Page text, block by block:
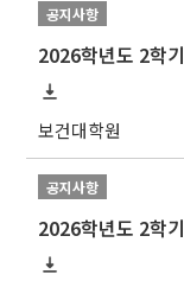
공지사항
보건대학원
공지사항